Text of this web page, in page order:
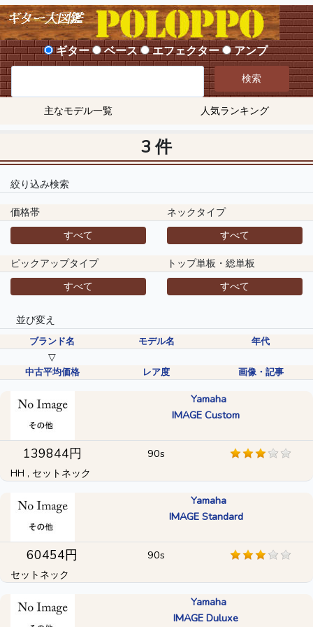
ギター ベース エフェクター アンプ
検索
主なモデル一覧 人気ランキング
3 件
絞り込み検索
価格帯
ネックタイプ
すべて
すべて
ピックアップタイプ
トップ単板・総単板
すべて
すべて
並び変え
ブランド名 モデル名 年代
▽
中古平均価格 レア度 画像・記事
Yamaha
IMAGE Custom
139844円 90s
HH , セットネック
Yamaha
IMAGE Standard
60454円 90s
セットネック
Yamaha
IMAGE Duluxe